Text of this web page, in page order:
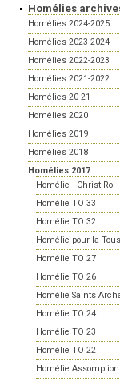
Homélies
Homélies 2024-2025
Homélies 2023-2024
Homélies 2022-2023
Homélies 2021-2022
Homélies 20-21
Homélies 2020
Homélies 2019
Homélies 2018
Homélies 2017
Homélie - Christ-Roi
Homélie TO 33
Homélie TO 32
Homélie pour la
Homélie TO 27
Homélie TO 26
Homélie Saints
Homélie TO 24
Homélie TO 23
Homélie TO 22
Homélie Assomption